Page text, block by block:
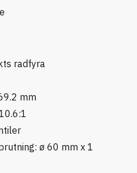
radfyra
mm
ø 60 mm x 1